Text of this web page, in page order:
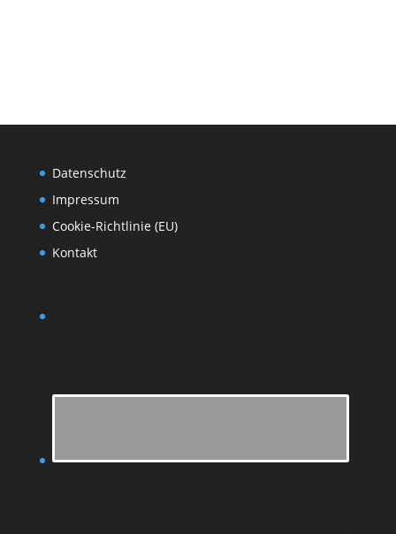
Datenschutz
Impressum
Cookie-Richtlinie (EU)
Kontakt